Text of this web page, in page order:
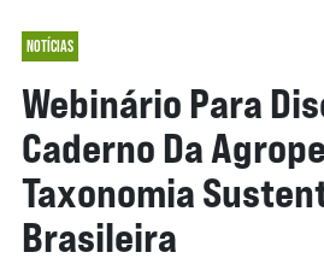
NOTÍCIAS
Webinário Para
Caderno Da
Taxonomia
Brasileira